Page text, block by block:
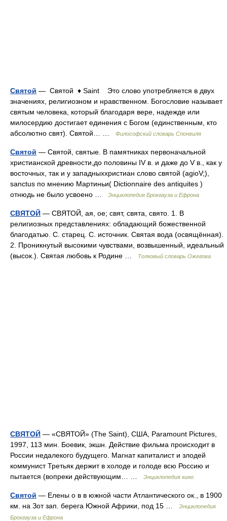
Святой — Святой ♦ Saint Это слово употребляется в двух
значениях, религиозном и нравственном. Богословие называет
святым человека, который благодаря вере, надежде или
милосердию достигает единения с Богом (единственным, кто
абсолютно свят). Святой… …
Философский словарь Спонвиля
Святой — Святой, святые. В памятниках первоначальной
христианской древности,до половины IV в. и даже до V в., как у
восточных, так и у западныххристиан слово святой (agioV;),
sanctus по мнению Мартиньи( Dictionnaire des antiquites )
отнюдь не было усвоено …
Энциклопедия Брокгауза и Ефрона
СВЯТОЙ — СВЯТОЙ, ая, ое; свят, свята, свято. 1. В
религиозных представлениях: обладающий божественной
благодатью. С. старец. С. источник. Святая вода (освящённая).
2. Проникнутый высокими чувствами, возвышенный, идеальный
(высок.). Святая любовь к Родине …
Толковый словарь Ожегова
СВЯТОЙ — «СВЯТОЙ» (The Saint), США, Paramount Pictures,
1997, 113 мин. Боевик, экшн. Действие фильма происходит в
России недалекого будущего. Магнат капиталист и злодей
коммунист Третьяк держит в холоде и голоде всю Россию и
пытается (вопреки действующим… …
Энциклопедия кино
Святой — Елены о в в южной части Атлантического ок., в 1900
км. на Зот зап. берега Южной Африки, под 15 …
Энциклопедия
Брокгауза и Ефрона